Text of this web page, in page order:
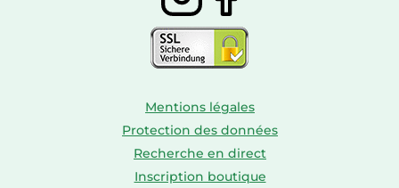
1
ethernet LAN (RJ-45)
1
Mentions légales
Protection des données
Recherche en direct
Inscription boutique